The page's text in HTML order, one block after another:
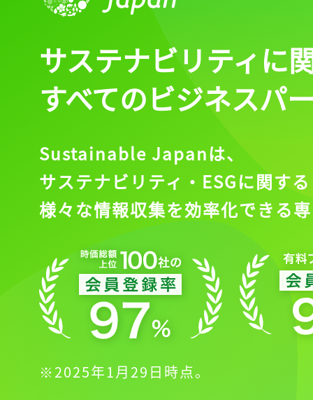
サステナビリティに
すべてのビジネスパ
Sustainable Japanは、
サステナビリティ・ESGに関する
様々な情報収集を効率化できる
※2025年1月29日時点。